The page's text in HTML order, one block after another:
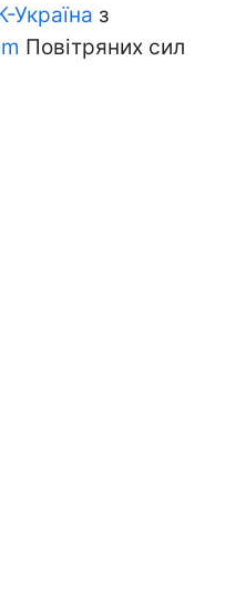
Україна з
Повітряних сил